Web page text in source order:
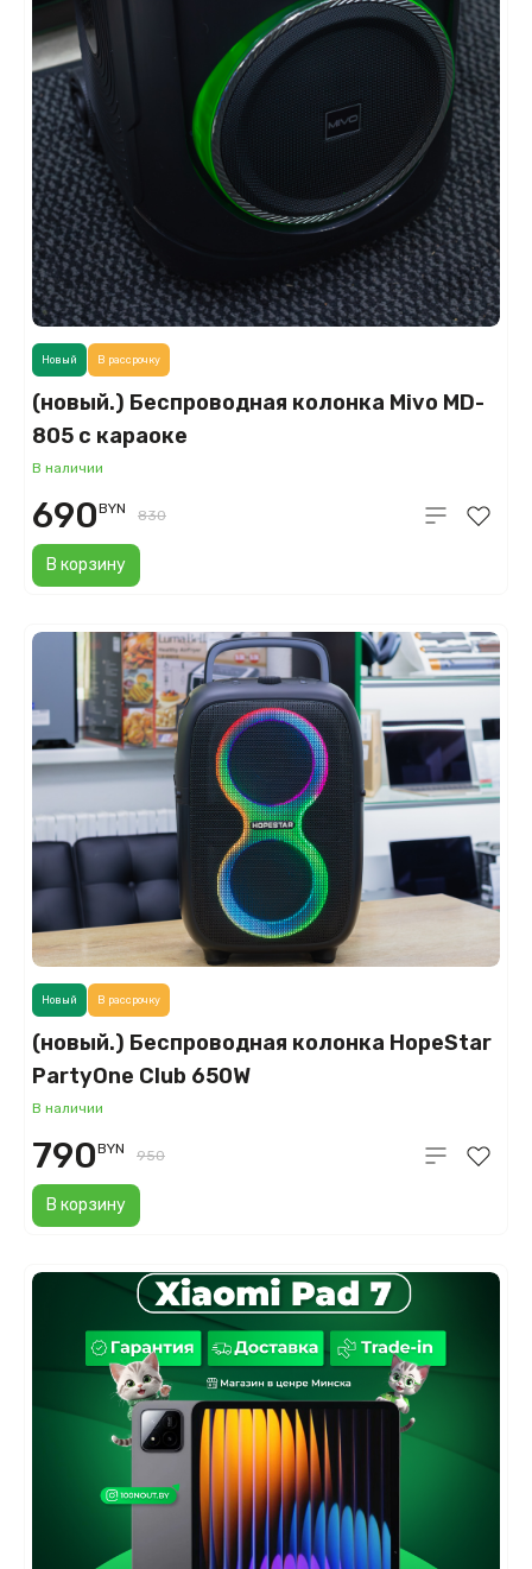
(новый.) Беспроводная колонка Mivo MD-
805 с караоке
В наличии
В корзину
Новый В рассрочку
690BYN 830
(новый.) Беспроводная колонка HopeStar
PartyOne Club 650W
В наличии
В корзину
Новый В рассрочку
790BYN 950